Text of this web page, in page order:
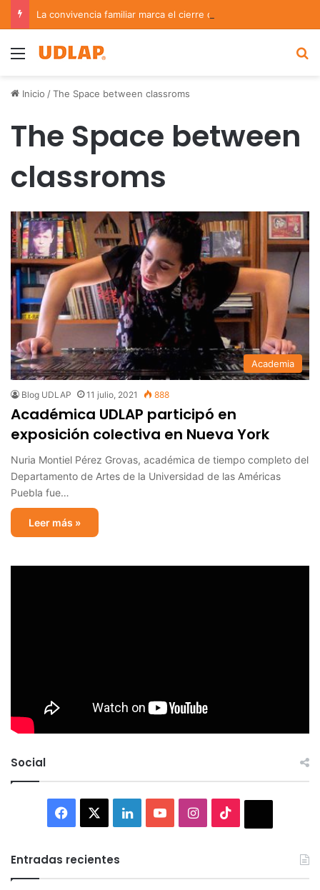
Menu
Inicio /The Space between classroms
The Space between
classroms
Academia
Blog UDLAP 11 julio, 2021 888
Académica UDLAP participó en
exposición colectiva en Nueva York
Nuria Montiel Pérez Grovas, académica de tiempo completo del
Departamento de Artes de la Universidad de las Américas
Puebla fue…
Leer más »
Social
Facebook LinkedInYouTubeInstagram
Entradas recientes